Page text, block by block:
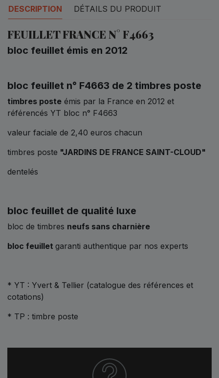
DESCRIPTION DÉTAILS DU PRODUIT
FEUILLET FRANCE N° F4663
bloc feuillet émis en 2012
bloc feuillet n° F4663 de 2 timbres poste
timbres poste émis par la France en 2012 et
référencés YT bloc n° F4663
valeur faciale de 2,40 euros chacun
timbres poste "JARDINS DE FRANCE SAINT-CLOUD"
dentelés
bloc feuillet de qualité luxe
bloc de timbres neufs sans charnière
bloc feuillet garanti authentique par nos experts
* YT : Yvert & Tellier (catalogue des références et
cotations)
* TP : timbre poste